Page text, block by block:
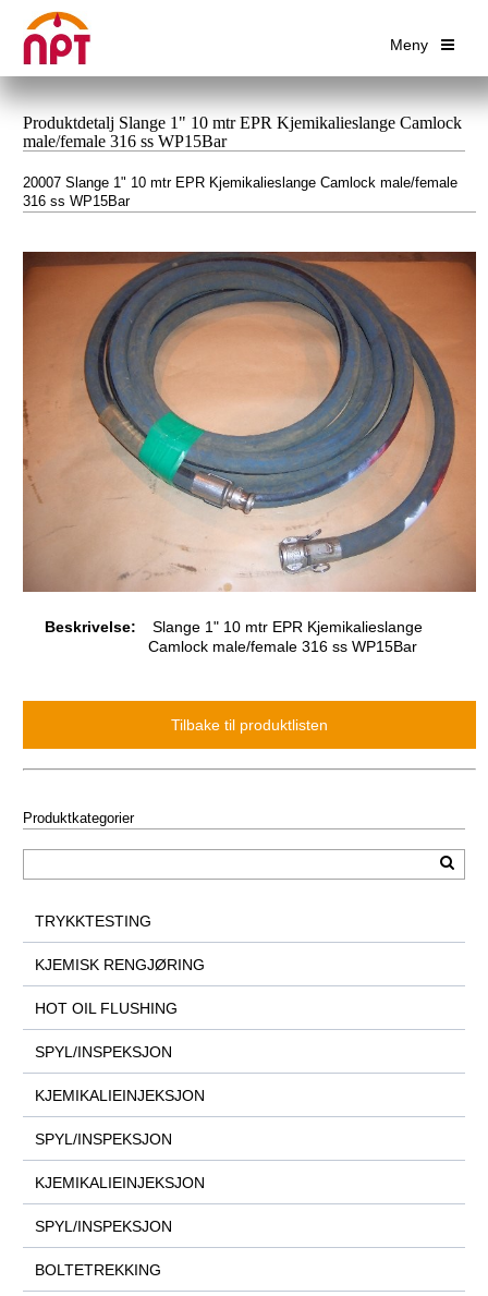
Meny
Produktdetalj Slange 1" 10 mtr EPR Kjemikalieslange Camlock
male/female 316 ss WP15Bar
20007 Slange 1" 10 mtr EPR Kjemikalieslange Camlock male/female
316 ss WP15Bar
Beskrivelse:
Slange 1" 10 mtr EPR Kjemikalieslange
Camlock male/female 316 ss WP15Bar
Produktkategorier
TRYKKTESTING
KJEMISK RENGJØRING
HOT OIL FLUSHING
SPYL/INSPEKSJON
KJEMIKALIEINJEKSJON
SPYL/INSPEKSJON
KJEMIKALIEINJEKSJON
SPYL/INSPEKSJON
BOLTETREKKING